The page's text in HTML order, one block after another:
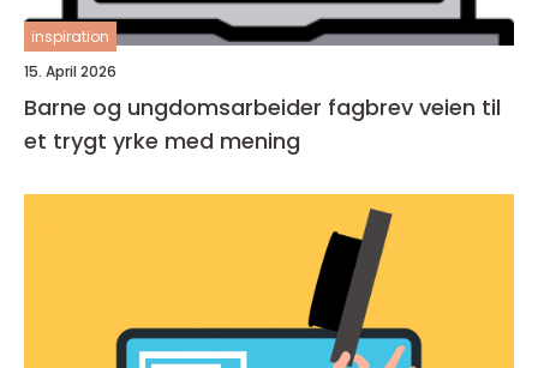
inspiration
15. April 2026
Barne og ungdomsarbeider fagbrev veien til
et trygt yrke med mening